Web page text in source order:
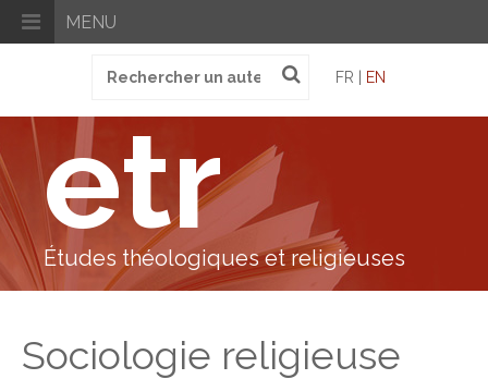
MENU
pour
FR | EN
etr
Études théologiques et religieuses
Sociologie religieuse